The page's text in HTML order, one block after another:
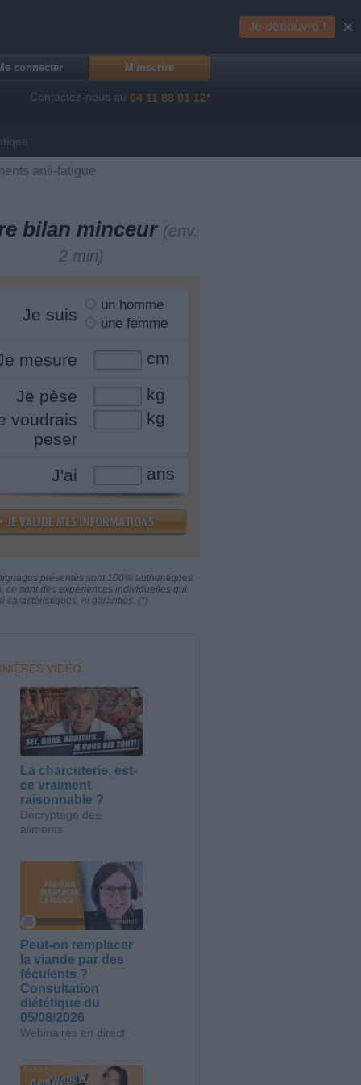
connecter M'inscrire
Contactez-nous au 04 11 88 01 12*
anti-fatigue
bilan minceur (env.
2 min)
Je suis
un homme
une femme
mesure cm
Je pèse
kg
voudrais
peser
kg
J'ai ans
présentés sont 100% authentiques.
ce sont des expériences individuelles qui
caractéristiques, ni garanties. (*)
VIDÉO
La charcuterie, est-
ce vraiment
raisonnable ?
Décryptage des
aliments
Peut-on remplacer
la viande par des
féculents ?
Consultation
diététique du
05/08/2026
Webinaires en direct
Je découvre ! ×